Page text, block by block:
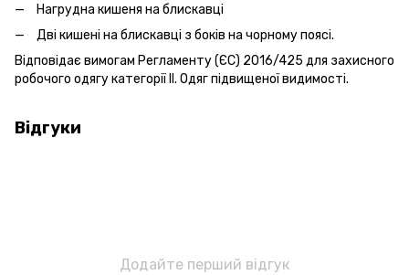
Нагрудна кишеня на блискавці
Дві кишені на блискавці з боків на чорному поясі.
Відповідає вимогам Регламенту (ЄС) 2016/425 для захисного
робочого одягу категорії II. Одяг підвищеної видимості.
Відгуки
Додайте перший відгук